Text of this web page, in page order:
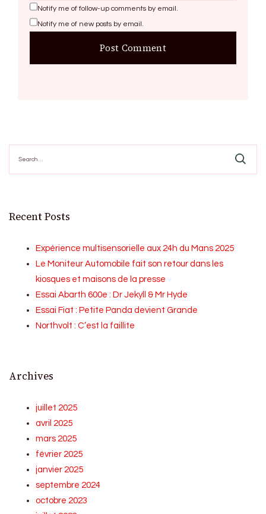
Notify me of follow-up comments by email.
Notify me of new posts by email.
for:
Recent Posts
Expérience multisensorielle aux 24h du Mans 2025
Le Moniteur Automobile fait son retour dans les
kiosques et maisons de la presse
Essai Abarth 600e : Dr Jekyll & Mr Hyde
Essai Fiat : Petite Panda devient Grande
Northvolt : C’est la faillite
Archives
juillet 2025
avril 2025
mars 2025
février 2025
janvier 2025
septembre 2024
octobre 2023